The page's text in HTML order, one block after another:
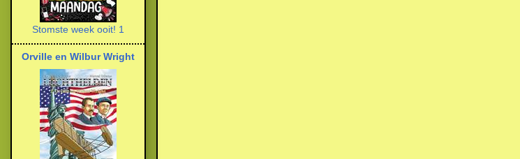
Stomste week ooit! 1
Orville en Wilbur Wright